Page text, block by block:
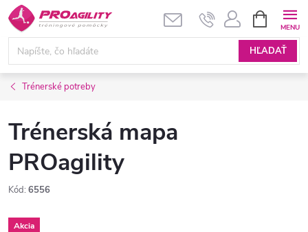
Prejsť
na
obsah
HĽADAŤ
KOŠÍK
Trénerské potreby
Trénerská mapa
PROagility
Kód: 6556
Akcia